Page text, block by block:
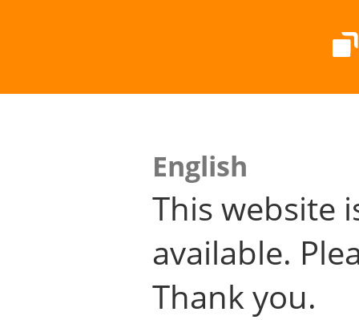
English
This website
available.
Thank you.